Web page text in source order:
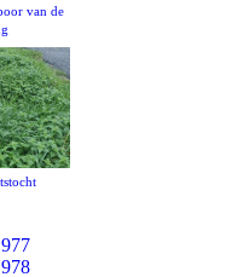
van de